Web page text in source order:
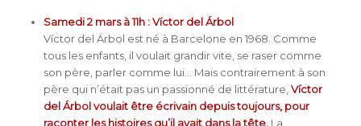
Samedi 2 mars à 11h : Víctor del Árbol
Víctor del Árbol est né à Barcelone en 1968. Comme
tous les enfants, il voulait grandir vite, se raser comme
son père, parler comme lui… Mais contrairement à son
père qui n’était pas un passionné de littérature, Víctor
del Árbol voulait être écrivain depuis toujours, pour
raconter les histoires qu’il avait dans la tête.La